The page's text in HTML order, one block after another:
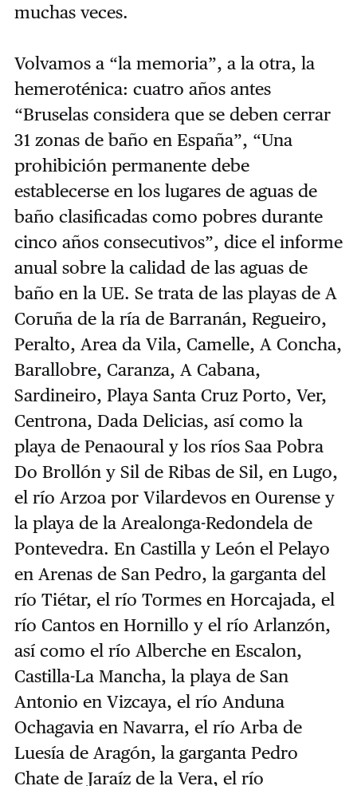
muchas veces.
Volvamos a “la memoria”, a la otra, la
hemeroténica: cuatro años antes
“Bruselas considera que se deben cerrar
31 zonas de baño en España”, “Una
prohibición permanente debe
establecerse en los lugares de aguas de
baño clasificadas como pobres durante
cinco años consecutivos”, dice el informe
anual sobre la calidad de las aguas de
baño en la UE. Se trata de las playas de A
Coruña de la ría de Barranán, Regueiro,
Peralto, Area da Vila, Camelle, A Concha,
Barallobre, Caranza, A Cabana,
Sardineiro, Playa Santa Cruz Porto, Ver,
Centrona, Dada Delicias, así como la
playa de Penaoural y los ríos Saa Pobra
Do Brollón y Sil de Ribas de Sil, en Lugo,
el río Arzoa por Vilardevos en Ourense y
la playa de la Arealonga-Redondela de
Pontevedra. En Castilla y León el Pelayo
en Arenas de San Pedro, la garganta del
río Tiétar, el río Tormes en Horcajada, el
río Cantos en Hornillo y el río Arlanzón,
así como el río Alberche en Escalon,
Castilla-La Mancha, la playa de San
Antonio en Vizcaya, el río Anduna
Ochagavia en Navarra, el río Arba de
Luesía de Aragón, la garganta Pedro
Chate de Jaraíz de la Vera, el río